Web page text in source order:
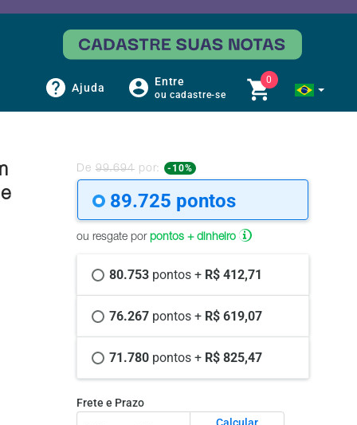
Ajuda Entre
ou cadastre-se
0
De 99.694por: -10%
89.725 pontos
ou resgate por pontos + dinheiro
80.753 pontos + R$ 412,71
76.267 pontos + R$ 619,07
71.780 pontos + R$ 825,47
Frete e Prazo